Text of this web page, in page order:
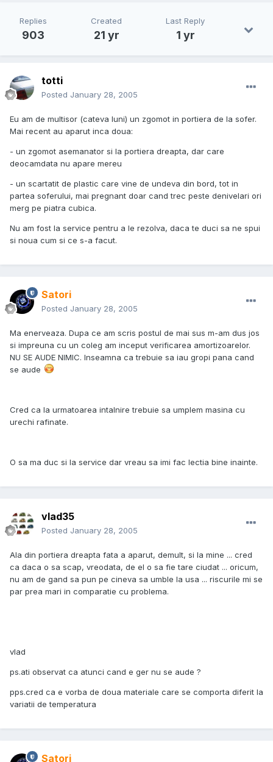
Replies
903
Created
21 yr
Last Reply
1 yr
totti
Posted January 28, 2005
Eu am de multisor (cateva luni) un zgomot in portiera de la sofer.
Mai recent au aparut inca doua:
- un zgomot asemanator si la portiera dreapta, dar care
deocamdata nu apare mereu
- un scartatit de plastic care vine de undeva din bord, tot in
partea soferului, mai pregnant doar cand trec peste denivelari ori
merg pe piatra cubica.
Nu am fost la service pentru a le rezolva, daca te duci sa ne spui
si noua cum si ce s-a facut.
Satori
Posted January 28, 2005
Ma enerveaza. Dupa ce am scris postul de mai sus m-am dus jos
si impreuna cu un coleg am inceput verificarea amortizoarelor.
NU SE AUDE NIMIC. Inseamna ca trebuie sa iau gropi pana cand
se aude
Cred ca la urmatoarea intalnire trebuie sa umplem masina cu
urechi rafinate.
O sa ma duc si la service dar vreau sa imi fac lectia bine inainte.
vlad35
Posted January 28, 2005
Ala din portiera dreapta fata a aparut, demult, si la mine ... cred
ca daca o sa scap, vreodata, de el o sa fie tare ciudat ... oricum,
nu am de gand sa pun pe cineva sa umble la usa ... riscurile mi se
par prea mari in comparatie cu problema.
vlad
ps.ati observat ca atunci cand e ger nu se aude ?
pps.cred ca e vorba de doua materiale care se comporta diferit la
variatii de temperatura
Satori